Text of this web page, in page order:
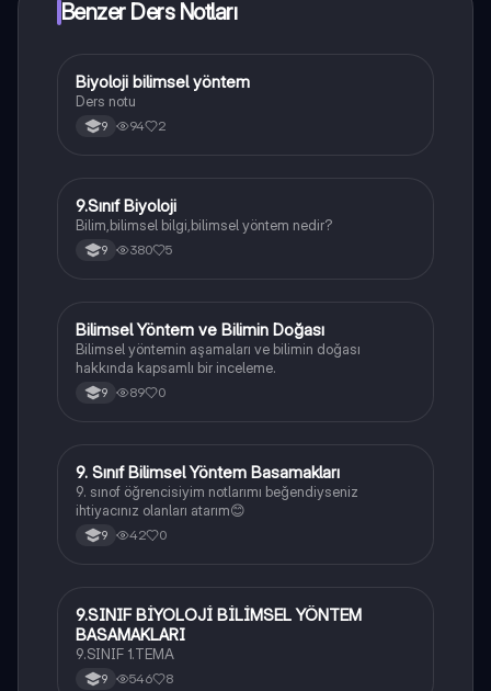
Benzer Ders Notları
Biyoloji
Biyoloji bilimsel yöntem
Ders notu
9 94 2
Biyoloji
9.Sınıf Biyoloji
Bilim,bilimsel bilgi,bilimsel yöntem nedir?
9 380 5
Biyoloji
Bilimsel Yöntem ve Bilimin Doğası
Bilimsel yöntemin aşamaları ve bilimin doğası
hakkında kapsamlı bir inceleme.
9 89 0
Biyoloji
9. Sınıf Bilimsel Yöntem Basamakları
9. sınof öğrencisiyim notlarımı beğendiyseniz
ihtiyacınız olanları atarım😊
9 42 0
Biyoloji
9.SINIF BİYOLOJİ BİLİMSEL YÖNTEM
BASAMAKLARI
9.SINIF 1.TEMA
9 546 8